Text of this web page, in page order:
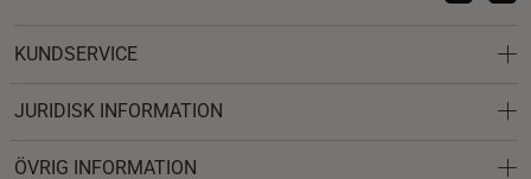
KUNDSERVICE
JURIDISK INFORMATION
ÖVRIG INFORMATION